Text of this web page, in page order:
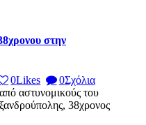
στην
0Likes 0Σχόλια
αστυνομικούς του
38χρονος